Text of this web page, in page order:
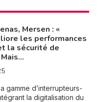
Mersen : «
les performances
la sécurité de
gamme d’interrupteurs-
la digitalisation du